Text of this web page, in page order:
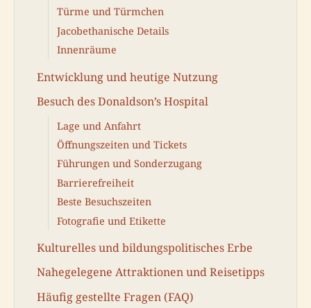
Türme und Türmchen
Jacobethanische Details
Innenräume
Entwicklung und heutige Nutzung
Besuch des Donaldson’s Hospital
Lage und Anfahrt
Öffnungszeiten und Tickets
Führungen und Sonderzugang
Barrierefreiheit
Beste Besuchszeiten
Fotografie und Etikette
Kulturelles und bildungspolitisches Erbe
Nahegelegene Attraktionen und Reisetipps
Häufig gestellte Fragen (FAQ)